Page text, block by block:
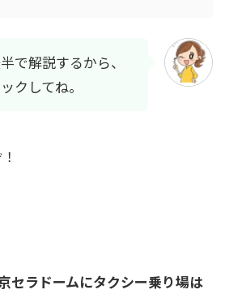
で解説するから、
クしてね。
セラドームにタクシー乗り場は